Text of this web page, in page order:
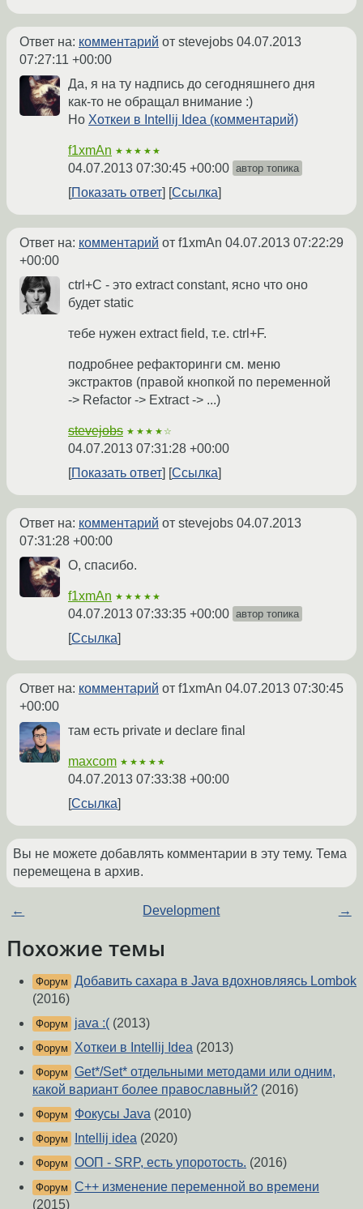
Ответ на: комментарий от stevejobs 04.07.2013
07:27:11 +00:00
Да, я на ту надпись до сегодняшнего дня
как-то не обращал внимание :)
Но Хоткеи в Intellij Idea (комментарий)
f1xmAn ★★★★★
04.07.2013 07:30:45 +00:00 автор топика
Показать ответ Ссылка
Ответ на: комментарий от f1xmAn 04.07.2013 07:22:29
+00:00
ctrl+C - это extract constant, ясно что оно
будет static
тебе нужен extract field, т.е. ctrl+F.
подробнее рефакторинги см. меню
экстрактов (правой кнопкой по переменной
-> Refactor -> Extract -> ...)
stevejobs ★★★★☆
04.07.2013 07:31:28 +00:00
Показать ответ
Ссылка
Ответ на: комментарий от stevejobs 04.07.2013
07:31:28 +00:00
О, спасибо.
f1xmAn ★★★★★
04.07.2013 07:33:35 +00:00 автор топика
Ссылка
Ответ на: комментарий от f1xmAn 04.07.2013 07:30:45
+00:00
там есть private и declare final
maxcom ★★★★★
04.07.2013 07:33:38 +00:00
Ссылка
Вы не можете добавлять комментарии в эту тему. Тема
перемещена в архив.
← Development →
Похожие темы
Форум Добавить сахара в Java вдохновляясь Lombok
(2016)
Форум java :( (2013)
Форум Хоткеи в Intellij Idea (2013)
Форум Get*/Set* отдельными методами или одним,
какой вариант более православный? (2016)
Форум Фокусы Java (2010)
Форум Intellij idea (2020)
Форум ООП - SRP, есть упоротость. (2016)
Форум C++ изменение переменной во времени
(2015)